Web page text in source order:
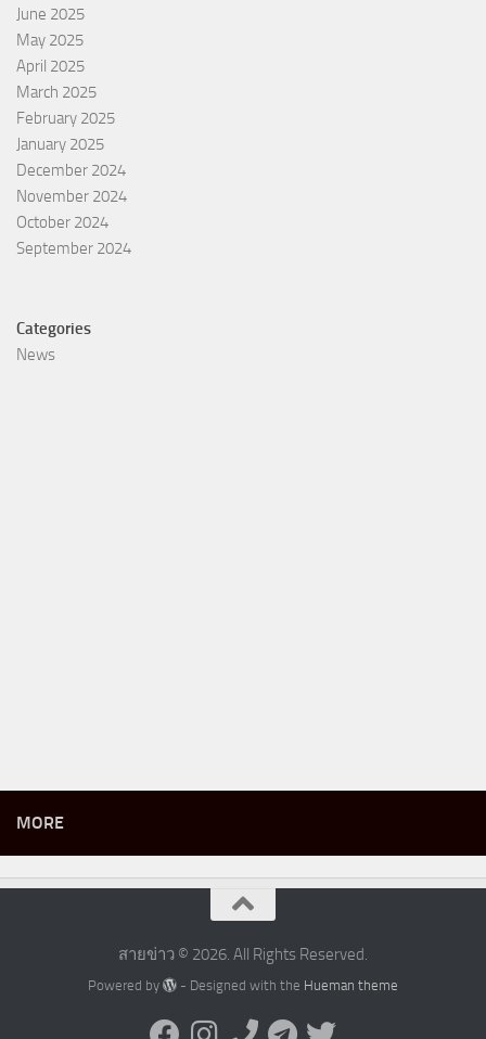
June 2025
May 2025
April 2025
March 2025
February 2025
January 2025
December 2024
November 2024
October 2024
September 2024
Categories
News
MORE
สายข่าว © 2026. All Rights Reserved.
Powered by - Designed with the Hueman theme